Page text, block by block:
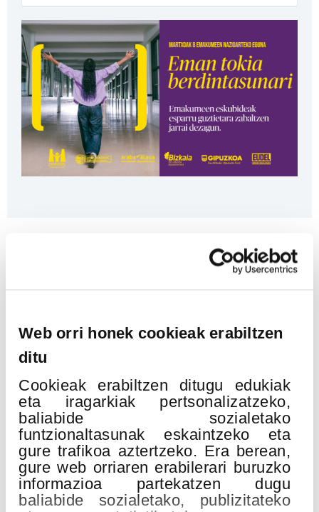
Web orri honek cookieak erabiltzen
ditu
Cookieak erabiltzen ditugu edukiak
eta iragarkiak pertsonalizatzeko,
baliabide sozialetako
funtzionaltasunak eskaintzeko eta
gure trafikoa aztertzeko. Era berean,
gure web orriaren erabilerari buruzko
informazioa partekatzen dugu
baliabide sozialetako, publizitateko
Erlazionatutako ekitaldiak
19
2026